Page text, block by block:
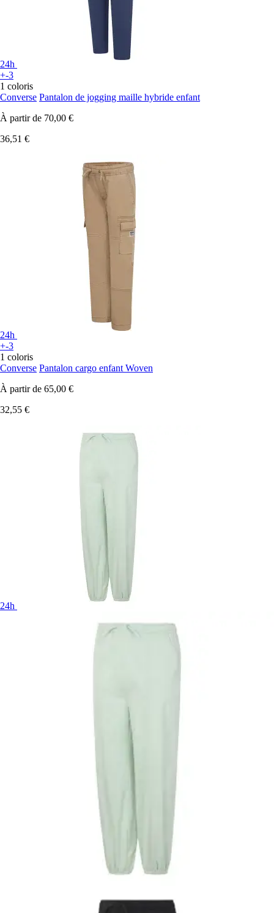
24h
+-3
1 coloris
Converse Pantalon de jogging maille hybride enfant
À partir de 70,00 €
36,51 €
24h
+-3
1 coloris
Converse Pantalon cargo enfant Woven
À partir de 65,00 €
32,55 €
24h